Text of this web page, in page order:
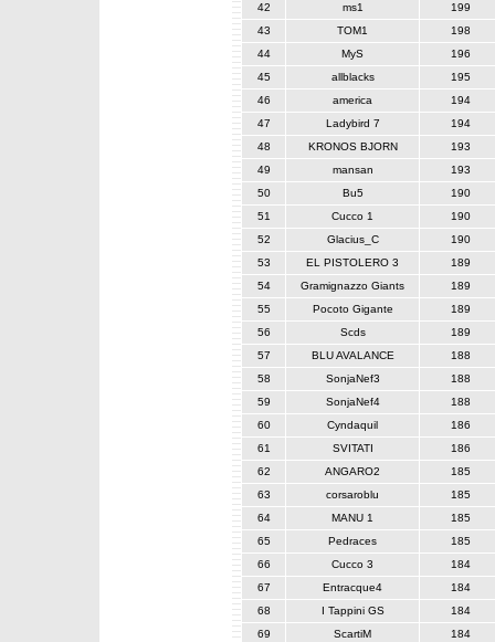
42
ms1
199
43
TOM1
198
44
MyS
196
45
allblacks
195
46
america
194
47
Ladybird 7
194
48
KRONOS BJORN
193
49
mansan
193
50
Bu5
190
51
Cucco 1
190
52
Glacius_C
190
53
EL PISTOLERO 3
189
54
Gramignazzo Giants
189
55
Pocoto Gigante
189
56
Scds
189
57
BLU AVALANCE
188
58
SonjaNef3
188
59
SonjaNef4
188
60
Cyndaquil
186
61
SVITATI
186
62
ANGARO2
185
63
corsaroblu
185
64
MANU 1
185
65
Pedraces
185
66
Cucco 3
184
67
Entracque4
184
68
I Tappini GS
184
69
ScartiM 184